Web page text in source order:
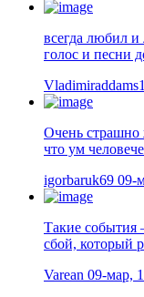
всегда любил
голос и песни
Очень страшно
что ум
igorbaruk69 09-
Такие события
сбой, который
Varean 09-мар,